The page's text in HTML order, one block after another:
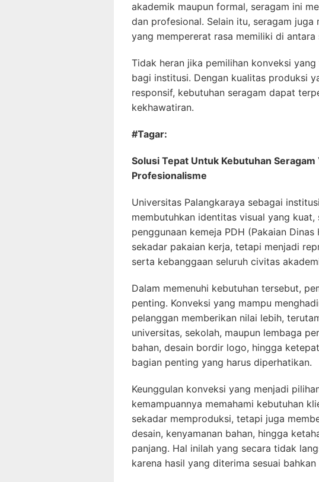
akademik maupun formal, seragam ini
dan profesional. Selain itu, seragam juga
yang mempererat rasa memiliki di antara
Tidak heran jika pemilihan konveksi
bagi institusi. Dengan kualitas produksi
responsif, kebutuhan seragam dapat
kekhawatiran.
#Tagar:
Solusi Tepat Untuk Kebutuhan
Profesionalisme
Universitas Palangkaraya sebagai
membutuhkan identitas visual yang kuat,
penggunaan kemeja PDH (Pakaian
sekadar pakaian kerja, tetapi menjadi
serta kebanggaan seluruh civitas
Dalam memenuhi kebutuhan tersebut,
penting. Konveksi yang mampu
pelanggan memberikan nilai lebih,
universitas, sekolah, maupun lembaga
bahan, desain bordir logo, hingga
bagian penting yang harus diperhatikan.
Keunggulan konveksi yang menjadi
kemampuannya memahami kebutuhan
sekadar memproduksi, tetapi juga
desain, kenyamanan bahan, hingga
panjang. Hal inilah yang secara tidak
karena hasil yang diterima sesuai